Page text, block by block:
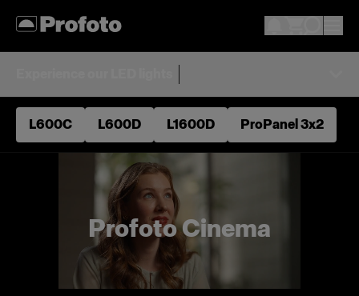
Profoto Cinema
L600C L600D L1600D ProPanel 3x2